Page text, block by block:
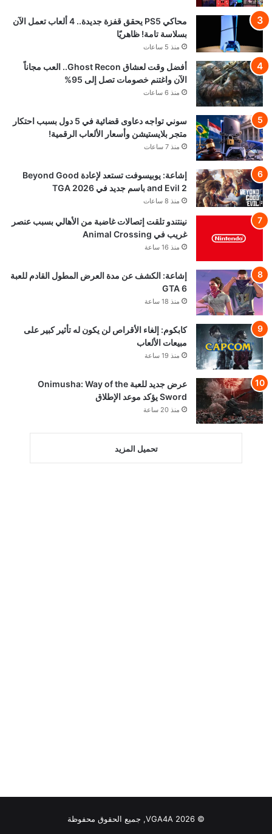
محاكي PS5 يحقق قفزة جديدة.. 4 ألعاب تعمل الآن
بسلاسة تامة! ظاهريًا
منذ 5 ساعات
أفضل وقت لعشاق Ghost Recon.. العب مجاناً
الآن واغتنم خصومات تصل إلى 95%
منذ 6 ساعات
سوني تواجه دعاوى قضائية في 5 دول بسبب احتكار
متجر بلايستيشن وأسعار الألعاب الرقمية!
منذ 7 ساعات
إشاعة: يوبيسوفت تستعد لإعادة Beyond Good
and Evil 2 باسم جديد في TGA 2026
منذ 8 ساعات
نينتندو تلقت إتصالات غاضبة من الأهالي بسبب عنصر
غريب في Animal Crossing
منذ 16 ساعة
إشاعة: الكشف عن مدة العرض المطول القادم للعبة
GTA 6
منذ 18 ساعة
كابكوم: إلغاء الأقراص لن يكون له تأثير كبير على
مبيعات الألعاب
منذ 19 ساعة
عرض جديد للعبة Onimusha: Way of the
Sword يؤكد موعد الإطلاق
منذ 20 ساعة
تحميل المزيد
© VGA4A 2026, جميع الحقوق محفوظة